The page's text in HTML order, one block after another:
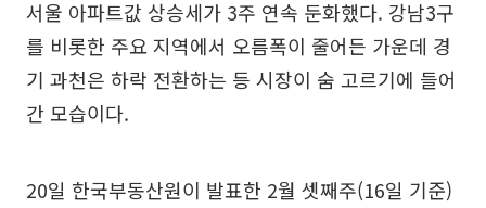
서울 아파트값 상승세가 3주 연속 둔화했다. 강남3구
를 비롯한 주요 지역에서 오름폭이 줄어든 가운데 경
기 과천은 하락 전환하는 등 시장이 숨 고르기에 들어
간 모습이다.
20일 한국부동산원이 발표한 2월 셋째주(16일 기준)